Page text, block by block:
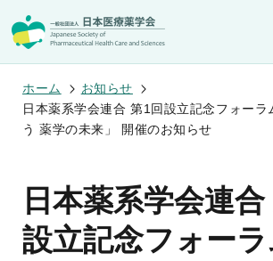
会頭挨拶
設立趣旨・活動概要
沿革・あゆみ
組織・名簿
学術集会・セミナー
開催予定のイベント一覧
年会学術誌・書籍
ホーム
お知らせ
日本薬系学会連合 第1回設立記念フォーラ
う 薬学の未来」 開催のお知らせ
日本薬系学会連合
設立記念フォーラ